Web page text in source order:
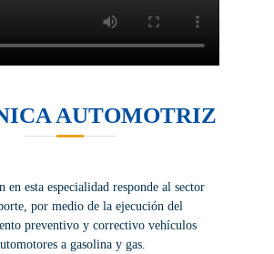
AUTOMOTRIZ
en esta especialidad responde al sector
por medio de la ejecución del
preventivo y correctivo vehículos
a gasolina y gas.